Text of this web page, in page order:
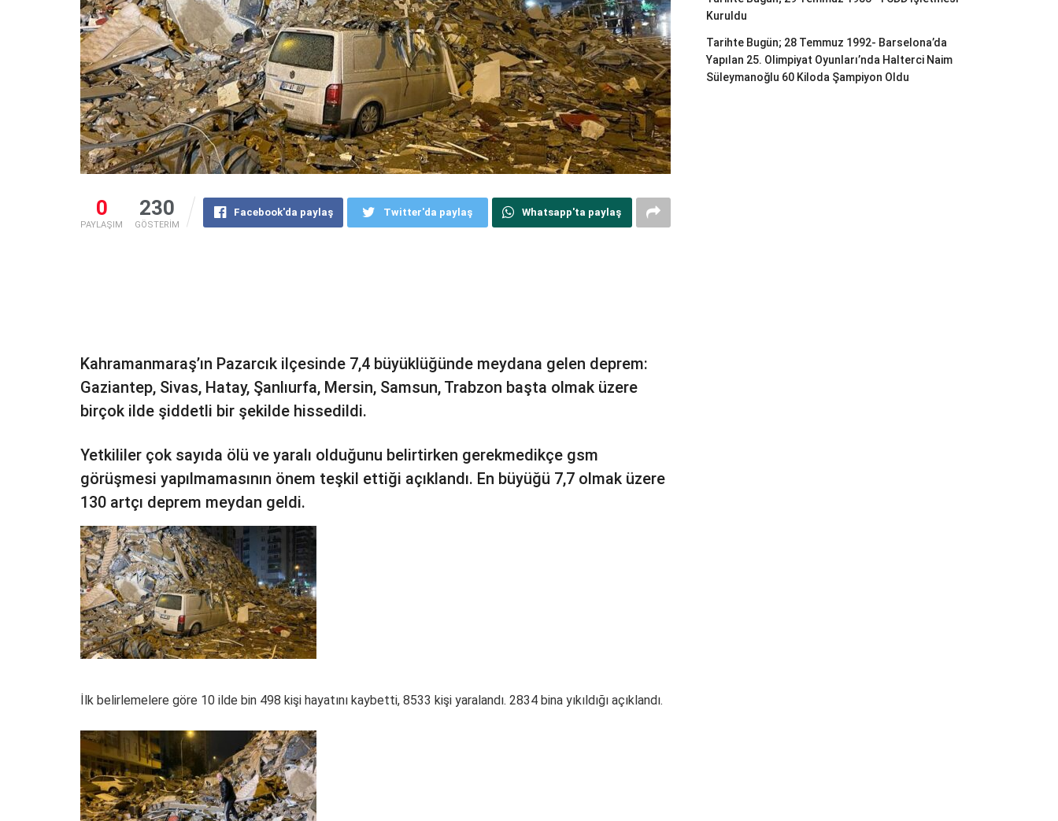
0
PAYLAŞIM
230
GÖSTERİM
Facebook'da paylaş Twitter'da paylaş Whatsapp'ta paylaş
Kahramanmaraş’ın Pazarcık ilçesinde 7,4 büyüklüğünde meydana gelen deprem:
Gaziantep, Sivas, Hatay, Şanlıurfa, Mersin, Samsun, Trabzon başta olmak üzere
birçok ilde şiddetli bir şekilde hissedildi.
Yetkililer çok sayıda ölü ve yaralı olduğunu belirtirken gerekmedikçe gsm
görüşmesi yapılmamasının önem teşkil ettiği açıklandı. En büyüğü 7,7 olmak üzere
130 artçı deprem meydan geldi.
İlk belirlemelere göre 10 ilde bin 498 kişi hayatını kaybetti, 8533 kişi yaralandı. 2834 bina yıkıldığı açıklandı.
Kuruldu
Tarihte Bugün; 28 Temmuz 1992- Barselona’da
Yapılan 25. Olimpiyat Oyunları’nda Halterci Naim
Süleymanoğlu 60 Kiloda Şampiyon Oldu